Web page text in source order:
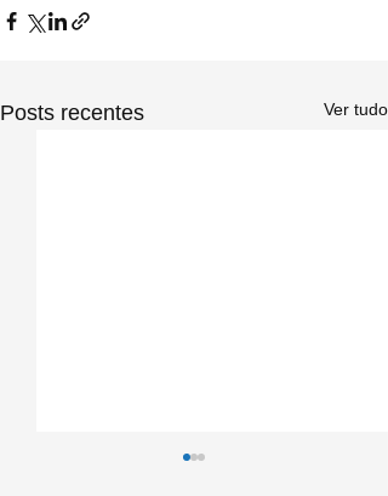
Posts recentes Ver tudo